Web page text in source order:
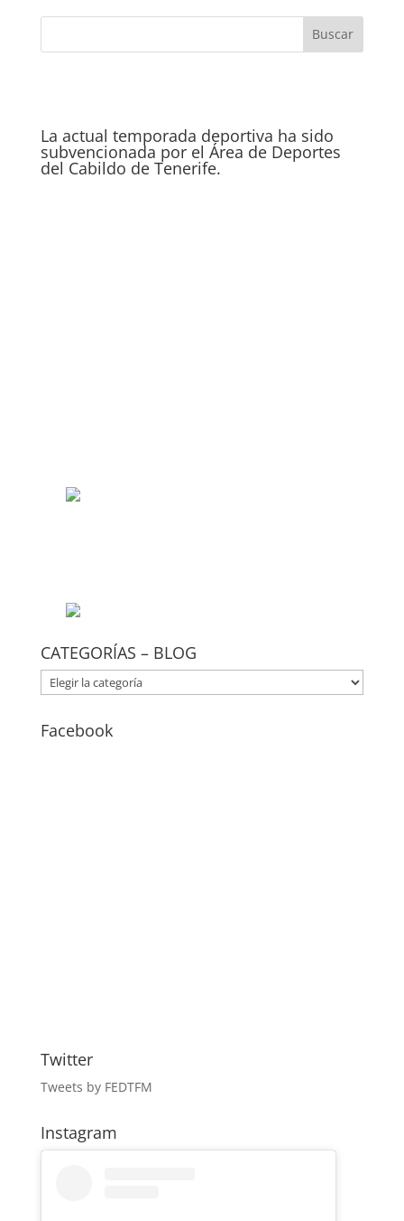
La actual temporada deportiva ha sido
subvencionada por el Área de Deportes
del Cabildo de Tenerife.
CATEGORÍAS – BLOG
CATEGORÍAS
–
Facebook
Twitter
Tweets by FEDTFM
Instagram